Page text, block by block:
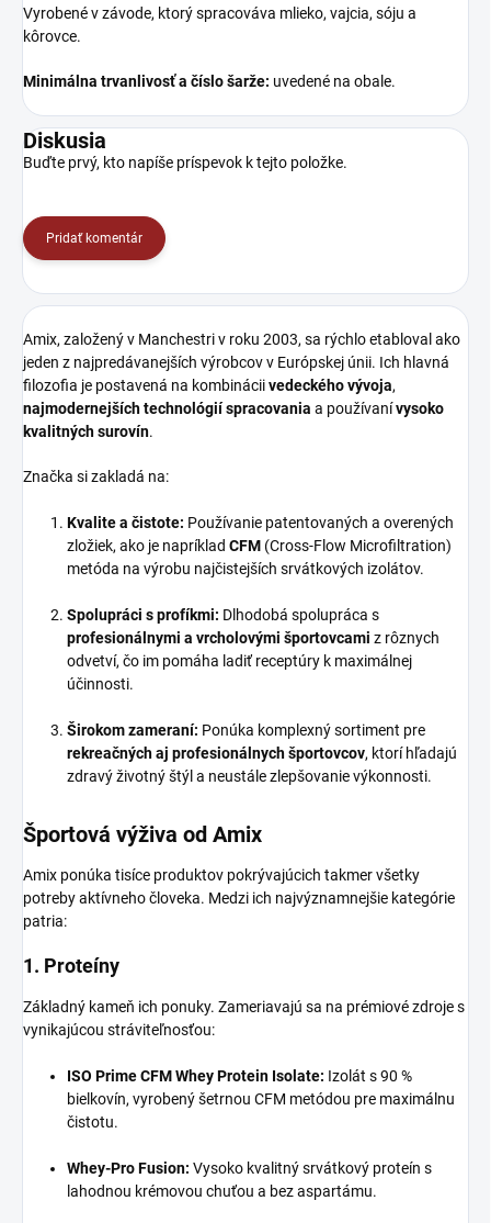
Vyrobené v závode, ktorý spracováva mlieko, vajcia, sóju a
kôrovce.
Minimálna trvanlivosť a číslo šarže: uvedené na obale.
Diskusia
Buďte prvý, kto napíše príspevok k tejto položke.
Pridať komentár
Amix, založený v Manchestri v roku 2003, sa rýchlo etabloval ako
jeden z najpredávanejších výrobcov v Európskej únii. Ich hlavná
filozofia je postavená na kombináciivedeckého vývoja,
najmodernejších technológií spracovania a používanívysoko
kvalitných surovín.
Značka si zakladá na:
Kvalite a čistote: Používanie patentovaných a overených
zložiek, ako je napríklad CFM (Cross-Flow Microfiltration)
metóda na výrobu najčistejších srvátkových izolátov.
Spolupráci s profíkmi: Dlhodobá spolupráca s
profesionálnymi a vrcholovými športovcami z rôznych
odvetví, čo im pomáha ladiť receptúry k maximálnej
účinnosti.
Širokom zameraní: Ponúka komplexný sortiment pre
rekreačných aj profesionálnych športovcov, ktorí hľadajú
zdravý životný štýl a neustále zlepšovanie výkonnosti.
Športová výživa od Amix
Amix ponúka tisíce produktov pokrývajúcich takmer všetky
potreby aktívneho človeka. Medzi ich najvýznamnejšie kategórie
patria:
1. Proteíny
Základný kameň ich ponuky. Zameriavajú sa na prémiové zdroje s
vynikajúcou stráviteľnosťou:
ISO Prime CFM Whey Protein Isolate: Izolát s 90 %
bielkovín, vyrobený šetrnou CFM metódou pre maximálnu
čistotu.
Whey-Pro Fusion: Vysoko kvalitný srvátkový proteín s
lahodnou krémovou chuťou a bez aspartámu.